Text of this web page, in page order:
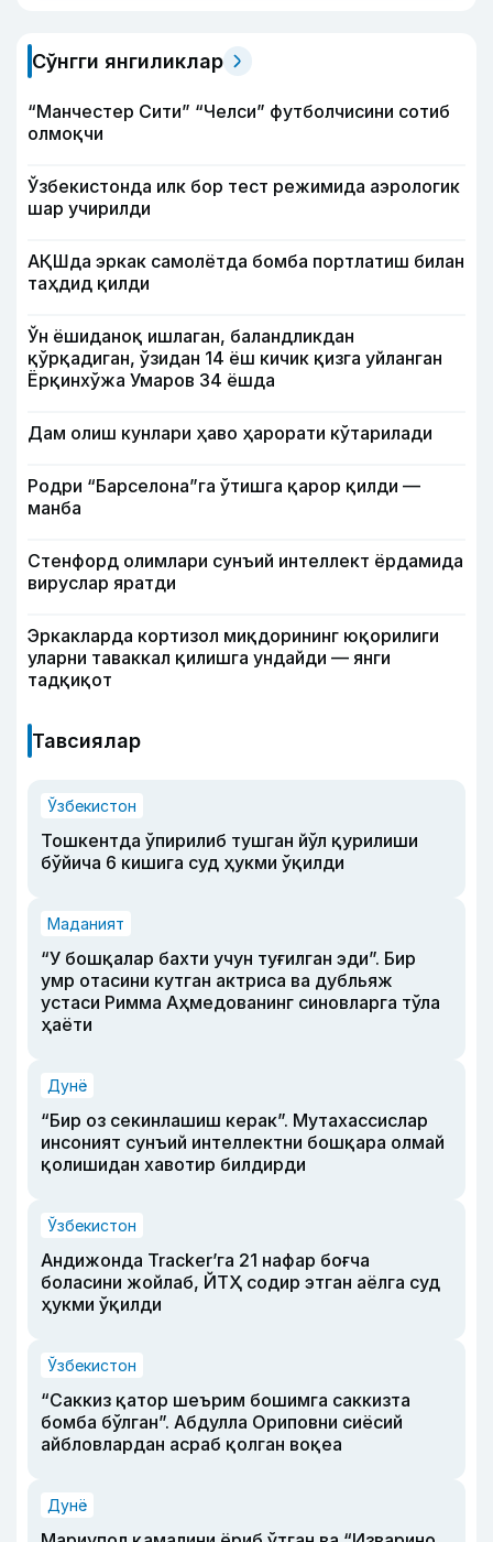
Сўнгги янгиликлар
“Манчестер Сити” “Челси” футболчисини сотиб
олмоқчи
Ўзбекистонда илк бор тест режимида аэрологик
шар учирилди
АҚШда эркак самолётда бомба портлатиш билан
таҳдид қилди
Ўн ёшиданоқ ишлаган, баландликдан
қўрқадиган, ўзидан 14 ёш кичик қизга уйланган
Ёрқинхўжа Умаров 34 ёшда
Дам олиш кунлари ҳаво ҳарорати кўтарилади
Родри “Барселона”га ўтишга қарор қилди —
манба
Стенфорд олимлари сунъий интеллект ёрдамида
вируслар яратди
Эркакларда кортизол миқдорининг юқорилиги
уларни таваккал қилишга ундайди — янги
тадқиқот
Тавсиялар
Ўзбекистон
Тошкентда ўпирилиб тушган йўл қурилиши
бўйича 6 кишига суд ҳукми ўқилди
Маданият
“У бошқалар бахти учун туғилган эди”. Бир
умр отасини кутган актриса ва дубльяж
устаси Римма Аҳмедованинг синовларга тўла
ҳаёти
Дунё
“Бир оз секинлашиш керак”. Мутахассислар
инсоният сунъий интеллектни бошқара олмай
қолишидан хавотир билдирди
Ўзбекистон
Андижонда Tracker’га 21 нафар боғча
боласини жойлаб, ЙТҲ содир этган аёлга суд
ҳукми ўқилди
Ўзбекистон
“Саккиз қатор шеърим бошимга саккизта
бомба бўлган”. Абдулла Ориповни сиёсий
айбловлардан асраб қолган воқеа
Дунё